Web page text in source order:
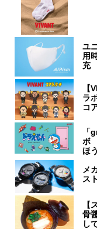
ユ
用
充
【
ラ
コ
「
ボ
ほ
メ
ス
【
骨
し